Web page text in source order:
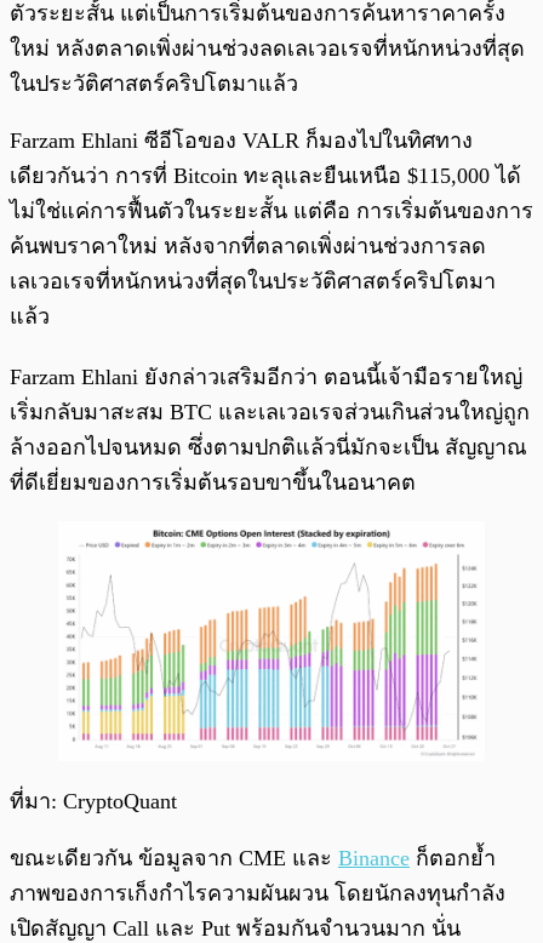
ตัวระยะสั้น แต่เป็นการเริ่มต้นของการค้นหาราคาครั้ง
ใหม่ หลังตลาดเพิ่งผ่านช่วงลดเลเวอเรจที่หนักหน่วงที่สุด
ในประวัติศาสตร์คริปโตมาแล้ว
Farzam Ehlani ซีอีโอของ VALR ก็มองไปในทิศทาง
เดียวกันว่า การที่ Bitcoin ทะลุและยืนเหนือ $115,000 ได้
ไม่ใช่แค่การฟื้นตัวในระยะสั้น แต่คือ การเริ่มต้นของการ
ค้นพบราคาใหม่ หลังจากที่ตลาดเพิ่งผ่านช่วงการลด
เลเวอเรจที่หนักหน่วงที่สุดในประวัติศาสตร์คริปโตมา
แล้ว
Farzam Ehlani ยังกล่าวเสริมอีกว่า ตอนนี้เจ้ามือรายใหญ่
เริ่มกลับมาสะสม BTC และเลเวอเรจส่วนเกินส่วนใหญ่ถูก
ล้างออกไปจนหมด ซึ่งตามปกติแล้วนี่มักจะเป็น สัญญาณ
ที่ดีเยี่ยมของการเริ่มต้นรอบขาขึ้นในอนาคต
ที่มา: CryptoQuant
ขณะเดียวกัน ข้อมูลจาก CME และ Binance ก็ตอกย้ำ
ภาพของการเก็งกำไรความผันผวน โดยนักลงทุนกำลัง
เปิดสัญญา Call และ Put พร้อมกันจำนวนมาก นั่น